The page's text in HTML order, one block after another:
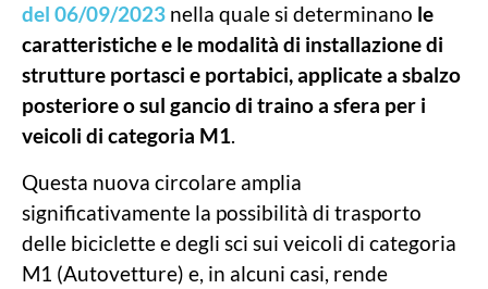
del 06/09/2023 nella quale si determinano le
caratteristiche e le modalità di installazione di
strutture portasci e portabici, applicate a sbalzo
posteriore o sul gancio di traino a sfera per i
veicoli di categoria M1.
Questa nuova circolare amplia
significativamente la possibilità di trasporto
delle biciclette e degli sci sui veicoli di categoria
M1 (Autovetture) e, in alcuni casi, rende